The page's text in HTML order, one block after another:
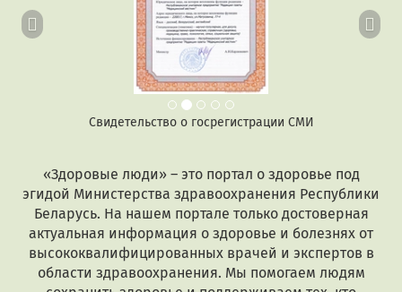
Свидетельство о госрегистрации СМИ
«Здоровые люди» – это портал о здоровье под
эгидой Министерства здравоохранения Республики
Беларусь. На нашем портале только достоверная
актуальная информация о здоровье и болезнях от
высококвалифицированных врачей и экспертов в
области здравоохранения. Мы помогаем людям